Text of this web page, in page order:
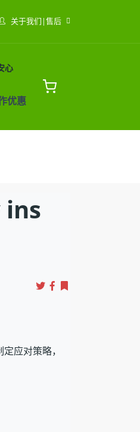
关于我们|售后
心
优惠
ins
应对策略，